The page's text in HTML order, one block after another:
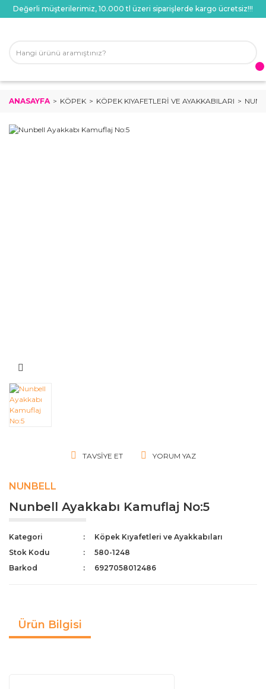
Değerli müşterilerimiz, 10.000 tl üzeri siparişlerde kargo ücretsiz!!!
ANASAYFA KÖPEK KÖPEK KIYAFETLERI VE AYAKKABILARI
TAVSIYE ET YORUM YAZ
NUNBELL
Nunbell Ayakkabı Kamuflaj No:5
Kategori
Köpek Kıyafetleri ve Ayakkabıları
Stok Kodu
580-1248
Barkod
6927058012486
Ürün Bilgisi